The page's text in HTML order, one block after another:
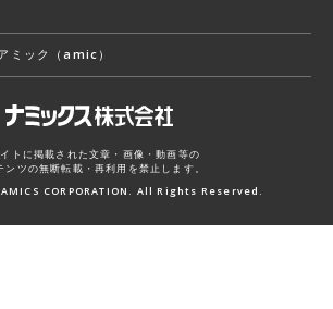
ミック（amic）
トに掲載された文章・画像・動画等の
ンツの無断転載・再利用を禁止します。
CORPORATION. All Rights Reserved.